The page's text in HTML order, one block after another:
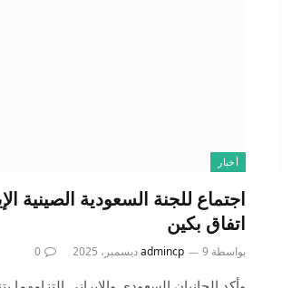
أخبار
اجتماع للجنة السعودية الصينية
اتفاق بكين
بواسطة admincp 9 ديسمبر، 2025 0